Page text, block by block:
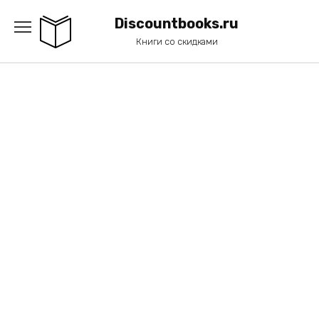
содержанию
Discountbooks.ru
Книги со скидками